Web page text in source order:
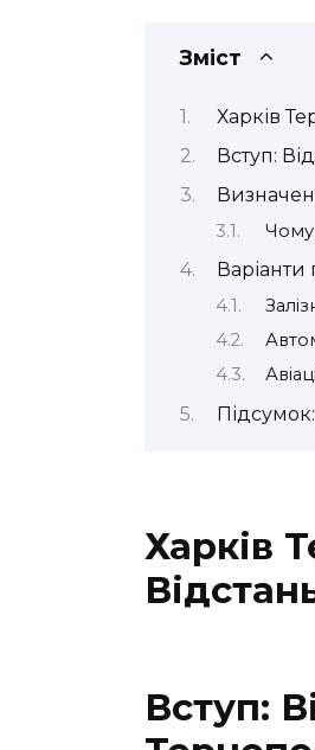
Зміст
Харків
Вступ:
Чому
Харків
Вступ: